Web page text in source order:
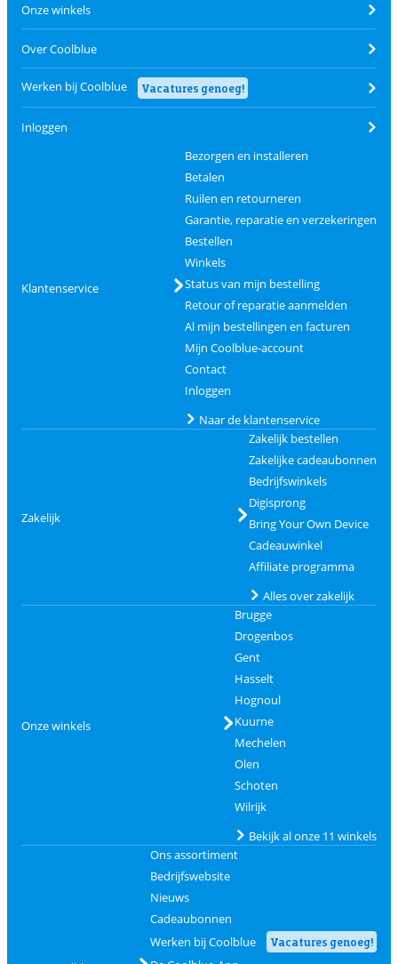
Onze winkels
Over Coolblue
Werken bij Coolblue Vacatures genoeg!
Inloggen
Klantenservice
Bezorgen en installeren
Betalen
Ruilen en retourneren
Garantie, reparatie en verzekeringen
Bestellen
Winkels
Status van mijn bestelling
Retour of reparatie aanmelden
Al mijn bestellingen en facturen
Mijn Coolblue-account
Contact
Inloggen
Naar de klantenservice
Zakelijk
Zakelijk bestellen
Zakelijke cadeaubonnen
Bedrijfswinkels
Digisprong
Bring Your Own Device
Cadeauwinkel
Affiliate programma
Alles over zakelijk
Onze winkels
Brugge
Drogenbos
Gent
Hasselt
Hognoul
Kuurne
Mechelen
Olen
Schoten
Wilrijk
Bekijk al onze 11 winkels
Ons assortiment
Bedrijfswebsite
Nieuws
Cadeaubonnen
Werken bij Coolblue
Vacatures genoeg!